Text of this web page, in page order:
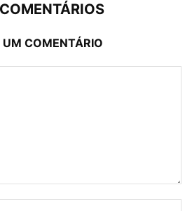
UM COMENTÁRIO